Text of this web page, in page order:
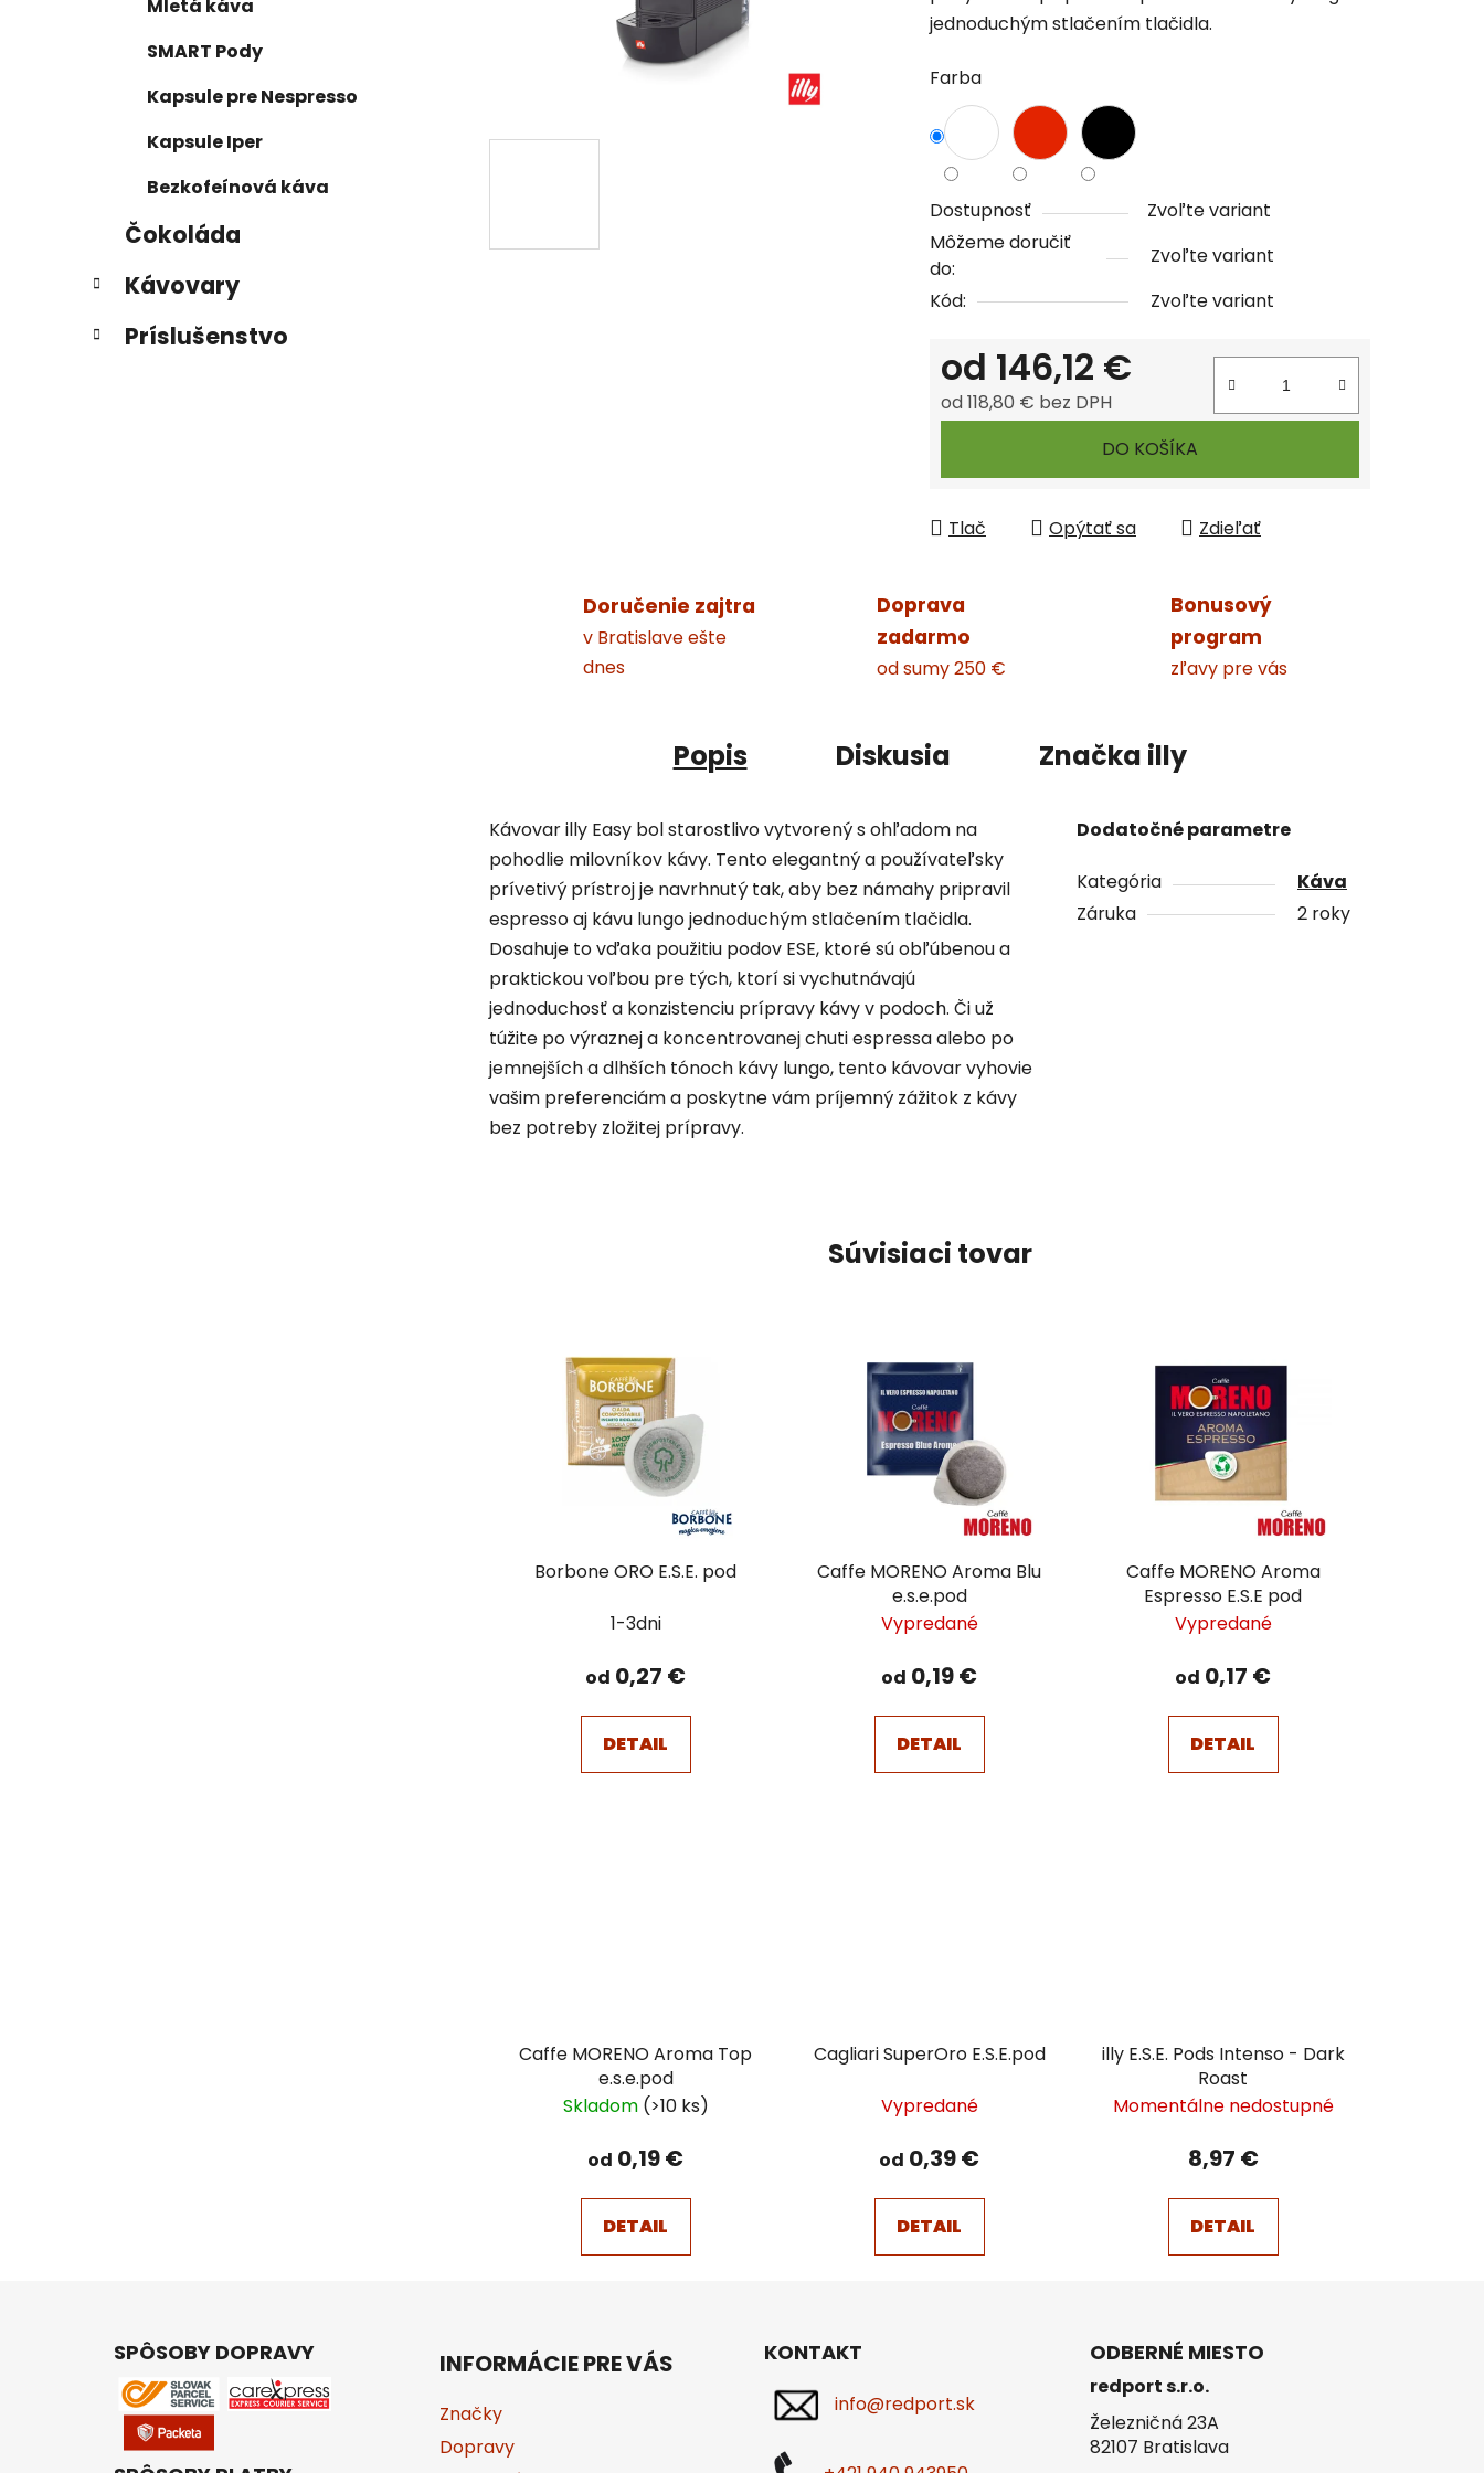
Mletá káva
SMART Pody
Kapsule pre Nespresso
Kapsule Iper
Bezkofeínová káva
Čokoláda
Kávovary
Príslušenstvo
z
hviezdičiek.
jednoduchým stlačením tlačidla.
Farba
Dostupnosť
Zvoľte variant
Môžeme doručiť
do:
Zvoľte variant
Kód:
Zvoľte variant
od 146,12 €
od118,80 € bez DPH
DO KOŠÍKA
Tlač Opýtať sa Zdieľať
Doručenie zajtra
v Bratislave ešte
dnes
Doprava
zadarmo
od sumy 250 €
Bonusový
program
zľavy pre vás
Popis Diskusia Značka illy
Kávovar illy Easy bol starostlivo vytvorený s ohľadom na
pohodlie milovníkov kávy. Tento elegantný a používateľsky
prívetivý prístroj je navrhnutý tak, aby bez námahy pripravil
espresso aj kávu lungo jednoduchým stlačením tlačidla.
Dosahuje to vďaka použitiu podov ESE, ktoré sú obľúbenou a
praktickou voľbou pre tých, ktorí si vychutnávajú
jednoduchosť a konzistenciu prípravy kávy v podoch. Či už
túžite po výraznej a koncentrovanej chuti espressa alebo po
jemnejších a dlhších tónoch kávy lungo, tento kávovar vyhovie
vašim preferenciám a poskytne vám príjemný zážitok z kávy
bez potreby zložitej prípravy.
Dodatočné parametre
Kategória
Káva
Záruka
2 roky
Súvisiaci tovar
Borbone ORO E.S.E. pod
1-3dni
od 0,27 €
DETAIL
Caffe MORENO Aroma Blu
e.s.e.pod
Vypredané
od 0,19 €
DETAIL
Caffe MORENO Aroma
Espresso E.S.E pod
Vypredané
od 0,17 €
DETAIL
Caffe MORENO Aroma Top
e.s.e.pod
Skladom (>10 ks)
od 0,19 €
DETAIL
Cagliari SuperOro E.S.E.pod
Vypredané
od 0,39 €
DETAIL
illy E.S.E. Pods Intenso - Dark
Roast
Momentálne nedostupné
8,97 €
DETAIL
SPÔSOBY DOPRAVY INFORMÁCIE PRE VÁS
Značky
Dopravy
KONTAKT
info@redport.sk
ODBERNÉ MIESTO
redport s.r.o.
Železničná 23A
82107 Bratislava